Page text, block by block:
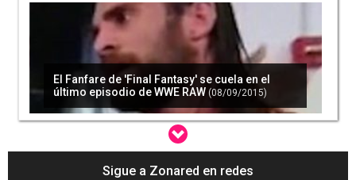
El Fanfare de 'Final Fantasy' se cuela en el
último episodio de WWE RAW (08/09/2015)
Sigue a Zonared en redes